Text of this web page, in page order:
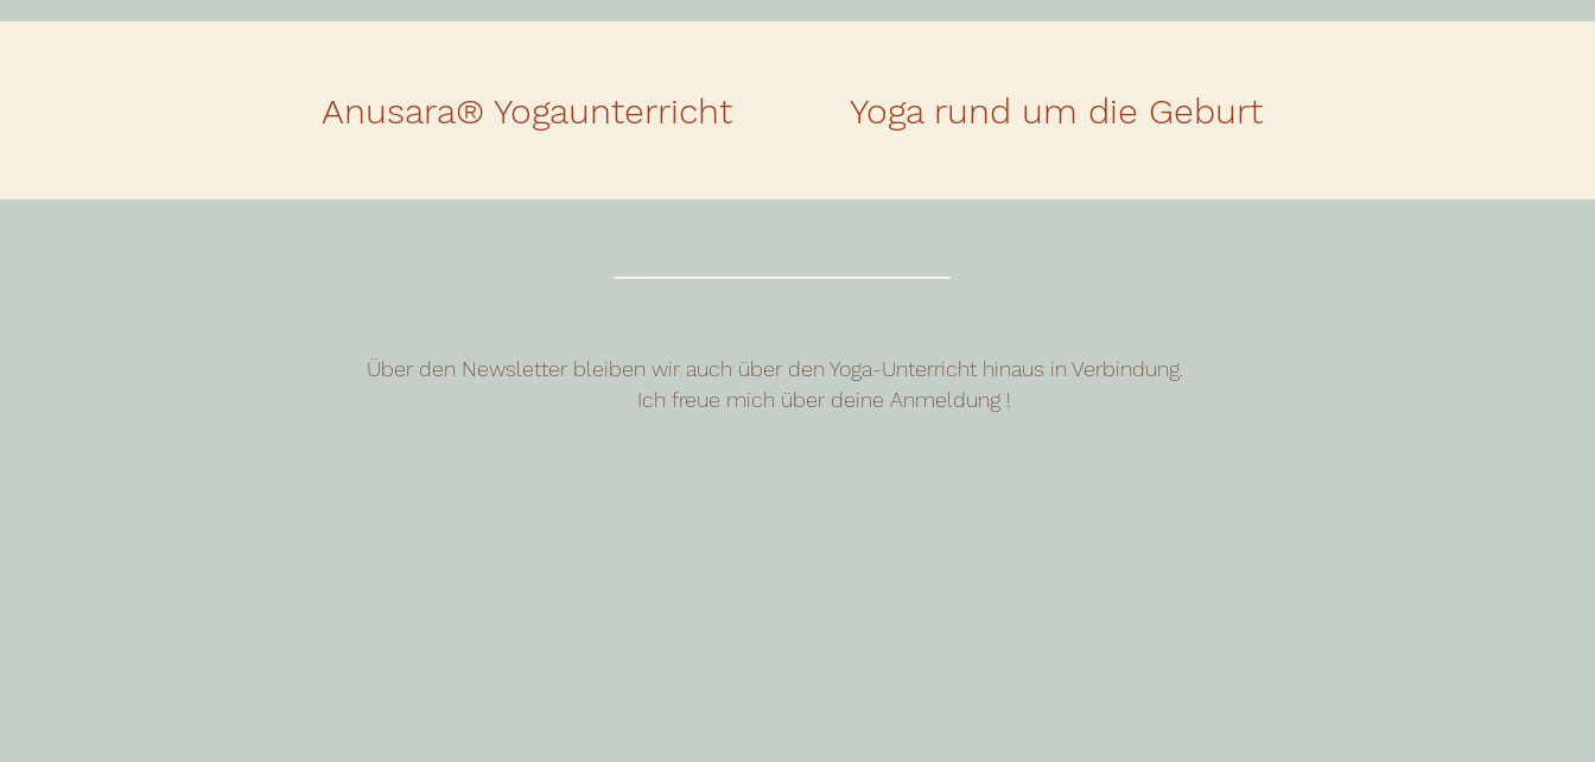
Anusara® Yogaunterricht Yoga rund um die Geburt
Über den Newsletter bleiben wir auch über den Yoga-Unterricht hinaus in Verbindung.
Ich freue mich über deine Anmeldung !